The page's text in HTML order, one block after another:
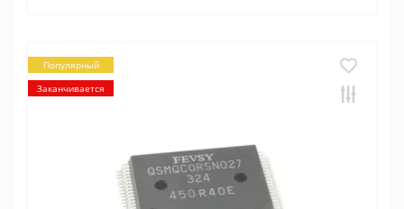
Популярный
Заканчивается